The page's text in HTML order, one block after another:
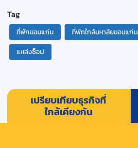
Tag
ที่พักขอนแก่น ที่พักใกล้มหาลัยขอนแก่น
แหล่งช็อป
เปรียบเทียบธุรกิจที่
ใกล้เคียงกัน